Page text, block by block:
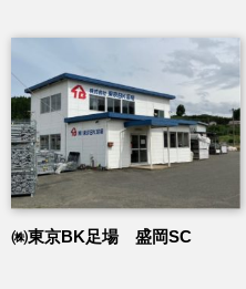
㈱東京BK足場 盛岡SC